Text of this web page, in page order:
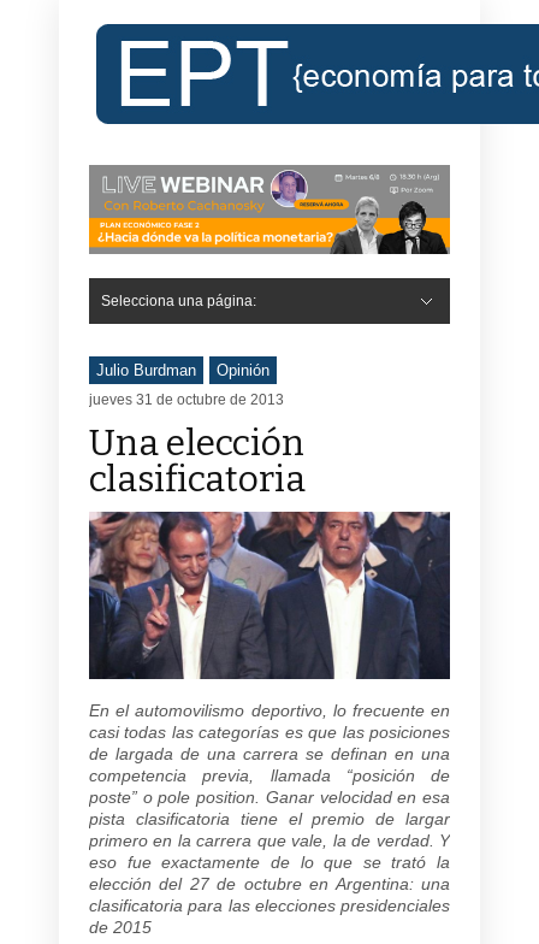
Selecciona una página:
Julio Burdman Opinión
jueves 31 de octubre de 2013
Una elección
clasificatoria
En el automovilismo deportivo, lo frecuente en
casi todas las categorías es que las posiciones
de largada de una carrera se definan en una
competencia previa, llamada “posición de
poste” o pole position. Ganar velocidad en esa
pista clasificatoria tiene el premio de largar
primero en la carrera que vale, la de verdad. Y
eso fue exactamente de lo que se trató la
elección del 27 de octubre en Argentina: una
clasificatoria para las elecciones presidenciales
de 2015